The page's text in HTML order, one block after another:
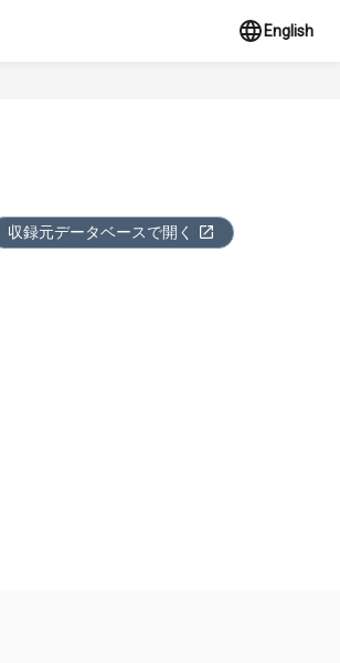
English
収録元データベースで開く